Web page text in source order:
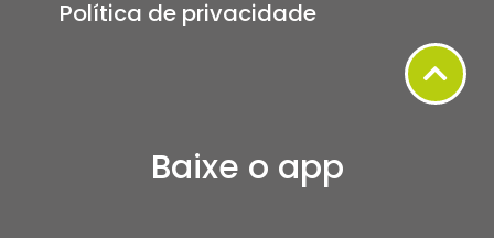
Política de privacidade
Baixe o app